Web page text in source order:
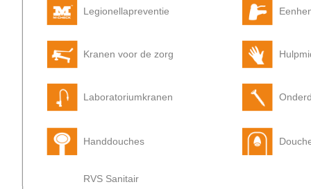
Legionellapreventie
Kranen voor de zorg
Laboratoriumkranen
Handdouches
RVS Sanitair